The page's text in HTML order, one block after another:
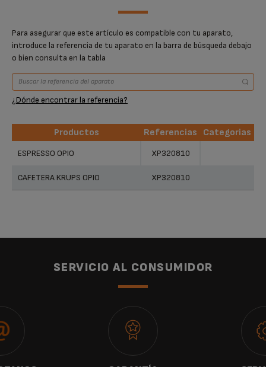
Para asegurar que este artículo es compatible con tu aparato,
introduce la referencia de tu aparato en la barra de búsqueda debajo
o bien consulta en la tabla
¿Dónde encontrar la referencia?
Productos Referencias
Categorias
ESPRESSO OPIO XP320810
CAFETERA KRUPS OPIO XP320810
SERVICIO AL CONSUMIDOR